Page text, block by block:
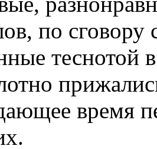
по
теснотой
время